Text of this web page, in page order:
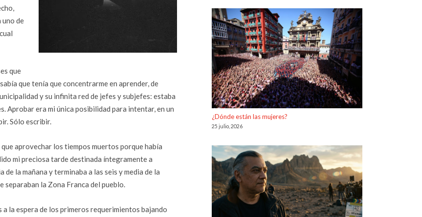
uno de
que
que tenía que concentrarme en aprender, de
y su infinita red de jefes y subjefes: estaba
Aprobar era mi única posibilidad para intentar, en un
Sólo escribir.
aprovechar los tiempos muertos porque había
mi preciosa tarde destinada íntegramente a
la mañana y terminaba a las seis y media de la
separaban la Zona Franca del pueblo.
la espera de los primeros requerimientos bajando
¿Dónde están las mujeres?
25 julio, 2026